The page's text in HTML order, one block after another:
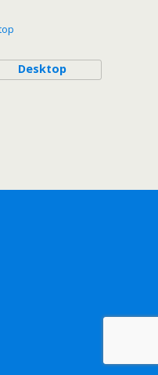
Desktop